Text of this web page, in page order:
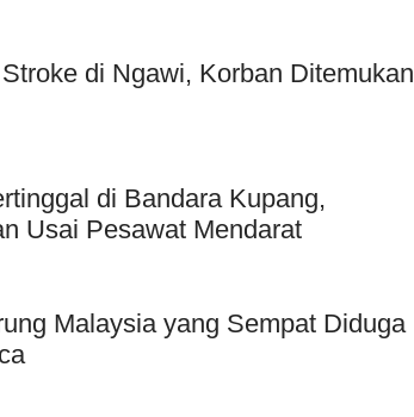
di Ngawi, Korban Ditemukan
di Bandara Kupang,
Usai Pesawat Mendarat
Malaysia yang Sempat Diduga